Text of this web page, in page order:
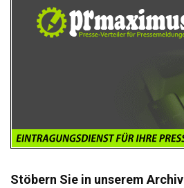
Stöbern Sie in unserem Archiv